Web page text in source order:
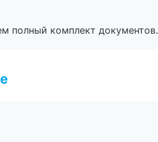
полный комплект документов.